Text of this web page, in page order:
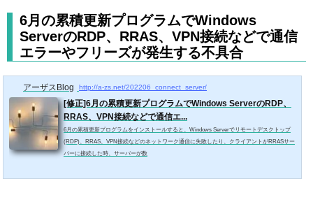
6月の累積更新プログラムでWindows
ServerのRDP、RRAS、VPN接続などで通信
エラーやフリーズが発生する不具合
アーザスBlog http://a-zs.net/202206_connect_server/
[修正]6月の累積更新プログラムでWindows ServerのRDP、
RRAS、VPN接続などで通信エ...
6月の累積更新プログラムをインストールすると、Windows Serverでリモートデスクトップ
(RDP)、RRAS、VPN接続などのネットワーク通信に失敗したり、クライアントがRRASサー
バーに接続した時、サーバーが数